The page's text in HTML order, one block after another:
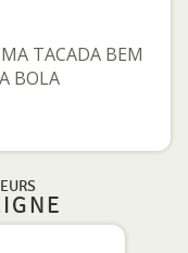
TACADA BEM
BOLA